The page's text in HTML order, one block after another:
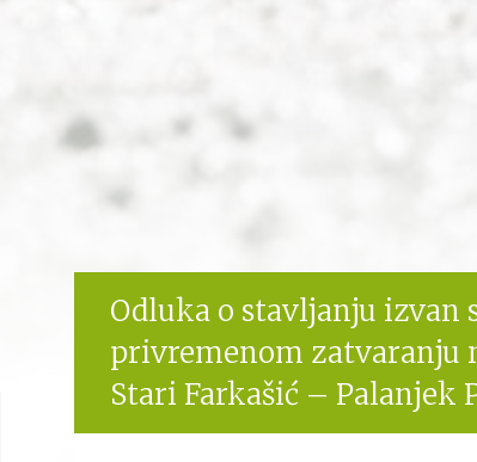
Odluka o stavljanju izvan
privremenom zatvaranju
Stari Farkašić – Palanjek